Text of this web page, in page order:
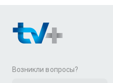
Возникли вопросы?